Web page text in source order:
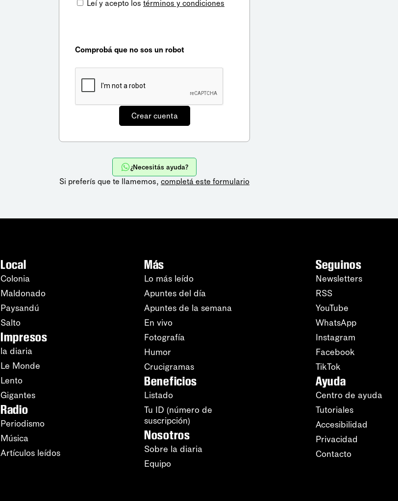
Leí y acepto los términos y condiciones
Comprobá que no sos un robot
¿Necesitás ayuda?
Si preferís que te llamemos, completá este formulario
Local
Colonia
Maldonado
Paysandú
Salto
Impresos
la diaria
Le Monde
Lento
Gigantes
Radio
Periodismo
Música
Artículos leídos
Más
Lo más leído
Apuntes del día
Apuntes de la semana
En vivo
Fotografía
Humor
Crucigramas
Beneficios
Listado
Tu ID (número de
suscripción)
Nosotros
Sobre la diaria
Equipo
Seguinos
Newsletters
RSS
YouTube
WhatsApp
Instagram
Facebook
TikTok
Ayuda
Centro de ayuda
Tutoriales
Accesibilidad
Privacidad
Contacto